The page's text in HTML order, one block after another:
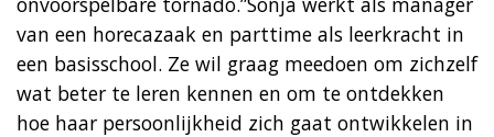
van een horecazaak en parttime als leerkracht in
een basisschool. Ze wil graag meedoen om zichzelf
wat beter te leren kennen en om te ontdekken
hoe haar persoonlijkheid zich gaat ontwikkelen in